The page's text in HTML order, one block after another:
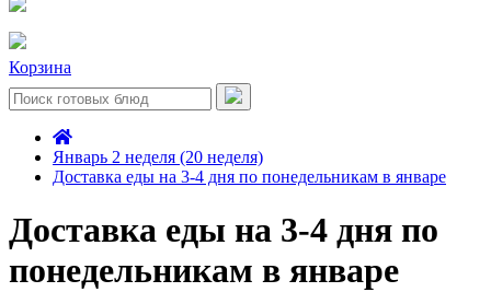
Корзина
Январь 2 неделя (20 неделя)
Доставка еды на 3-4 дня по понедельникам в январе
Доставка еды на 3-4 дня по
понедельникам в январе